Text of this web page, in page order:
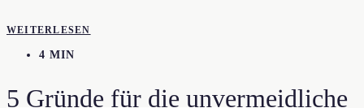
WEITERLESEN
4 MIN
5 Gründe für die unvermeidliche